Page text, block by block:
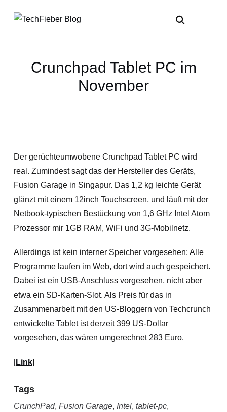
Crunchpad Tablet PC im
November
Der gerüchteumwobene Crunchpad Tablet PC wird
real. Zumindest sagt das der Hersteller des Geräts,
Fusion Garage in Singapur. Das 1,2 kg leichte Gerät
glänzt mit einem 12inch Touchscreen, und läuft mit der
Netbook-typischen Bestückung von 1,6 GHz Intel Atom
Prozessor mir 1GB RAM, WiFi und 3G-Mobilnetz.
Allerdings ist kein interner Speicher vorgesehen: Alle
Programme laufen im Web, dort wird auch gespeichert.
Dabei ist ein USB-Anschluss vorgesehen, nicht aber
etwa ein SD-Karten-Slot. Als Preis für das in
Zusammenarbeit mit den US-Bloggern von Techcrunch
entwickelte Tablet ist derzeit 399 US-Dollar
vorgesehen, das wären umgerechnet 283 Euro.
[Link]
Tags
CrunchPad, Fusion Garage, Intel, tablet-pc,